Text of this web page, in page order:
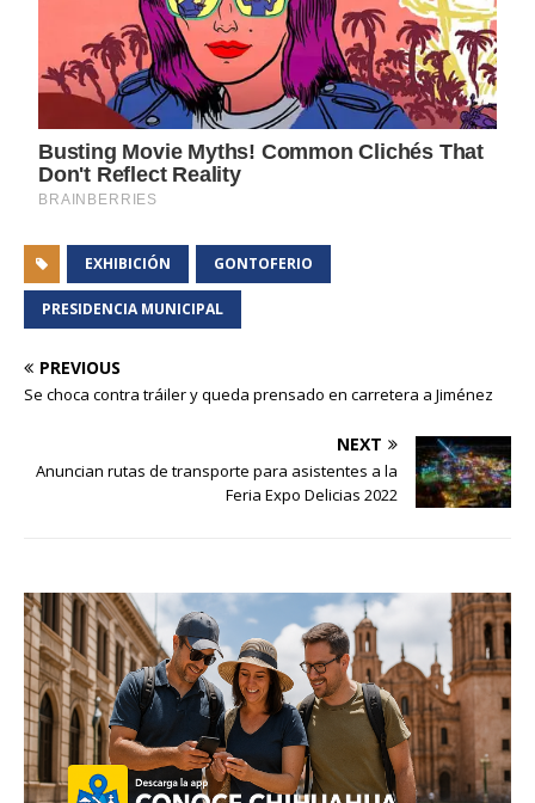
EXHIBICIÓN GONTOFERIO
PRESIDENCIA MUNICIPAL
PREVIOUS
Se choca contra tráiler y queda prensado en carretera a Jiménez
NEXT
Anuncian rutas de transporte para asistentes a la
Feria Expo Delicias 2022